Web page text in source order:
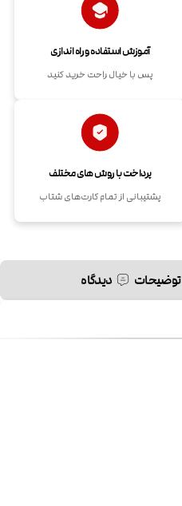
آموزش استفاده و راه اندازی
پس با خیال راحت خرید کنید
پرداخت با روش های مختلف
پشتیبانی از تمام کارت‌های شتاب
توضیحات دیدگاه